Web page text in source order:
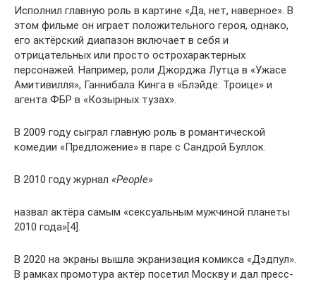
Исполнил главную роль в картине «Да, нет, наверное». В
этом фильме он играет положительного героя, однако,
его актёрский диапазон включает в себя и
отрицательных или просто острохарактерных
персонажей. Например, роли Джорджа Лутца в «Ужасе
Амитивилля», Ганнибала Кинга в «Блэйде: Троице» и
агента ФБР в «Козырных тузах».
В 2009 году сыграл главную роль в романтической
комедии «Предложение» в паре с Сандрой Буллок.
В 2010 году журнал «People»
назвал актёра самым «сексуальным мужчиной планеты
2010 года»[4].
В 2020 на экраны вышла экранизация комикса «Дэдпул».
В рамках промотура актёр посетил Москву и дал пресс-